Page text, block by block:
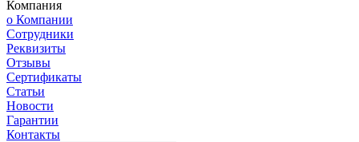
Компания
о Компании
Сотрудники
Реквизиты
Отзывы
Сертификаты
Статьи
Новости
Гарантии
Контакты